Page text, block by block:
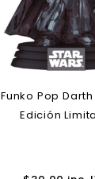
Funko Pop
Edición